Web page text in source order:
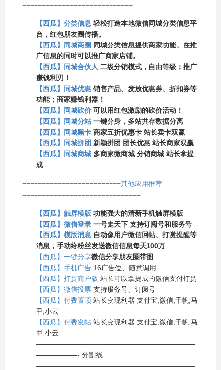
============================
【西瓜】分类信息 轻松打造本地微信同城分类信息平
台，红包朋友圈传播。
【西瓜】同城商圈 同城分类信息提供商家功能、在推
广信息的同时可以推广商家店铺。
【西瓜】同城合伙人 二级分销模式，自由等级；推广
赚钱利刃！
【西瓜】同城优惠 销售产品、发放优惠券、折扣券等
功能；商家赚钱利器！
【西瓜】同城砍价 可以用红包激励的砍价活动！
【西瓜】同城分站 一键分身，多站共存数据分离
【西瓜】同城黑卡 商家五折优惠卡 站长卖卡双赢
【西瓜】同城拼团 新颖拼团 团长优惠 站长商家双赢
【西瓜】同城商城 多商家微商城 分销商城 站长拿提
成
=========================其他应用推荐
==============================
【西瓜】触屏模版 功能强大的清新手机触屏模版
【西瓜】微信登录 一号走天下 支持订阅号和服务号
【西瓜】模版消息 自动像用户微信回帖、打赏提醒等
消息，手动给粉丝发送微信信息每天100万
【西瓜】一键分享微信分享朋友圈带图
【西瓜】手机广告 16广告位、随意调用
【西瓜】打赏商户版 站长可以拿提成的微信支付打赏
【西瓜】微信投票 支持服务号、订阅号
【西瓜】付费置顶 站长变现利器 支付宝,微信,千帆,马
甲,小云
【西瓜】付费发帖 站长变现利器 支付宝,微信,千帆,马
甲,小云
———————————————————————
——————- 分割线
———————————————————————